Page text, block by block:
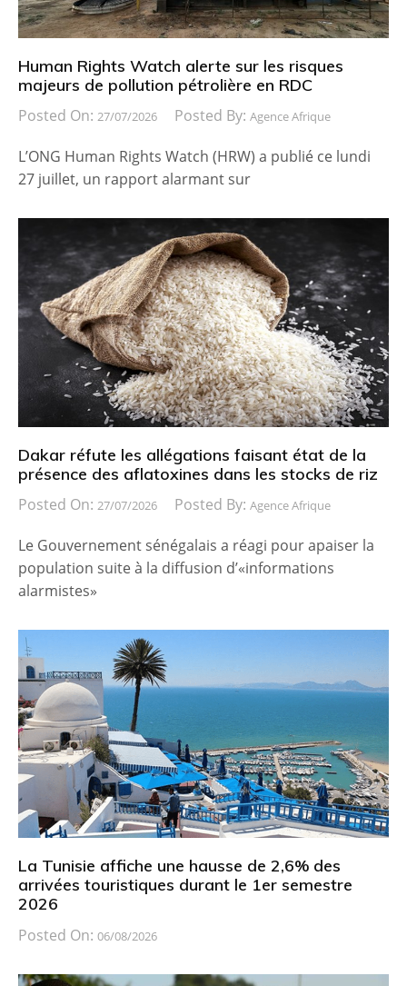
Human Rights Watch alerte sur les risques
majeurs de pollution pétrolière en RDC
Posted On: 27/07/2026 Posted By: Agence Afrique
L’ONG Human Rights Watch (HRW) a publié ce lundi
27 juillet, un rapport alarmant sur
Dakar réfute les allégations faisant état de la
présence des aflatoxines dans les stocks de riz
Posted On: 27/07/2026 Posted By: Agence Afrique
Le Gouvernement sénégalais a réagi pour apaiser la
population suite à la diffusion d’«informations
alarmistes»
La Tunisie affiche une hausse de 2,6% des
arrivées touristiques durant le 1er semestre
2026
Posted On: 06/08/2026